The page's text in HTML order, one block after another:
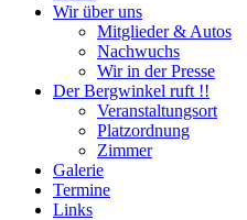
Wir über uns
Mitglieder & Autos
Nachwuchs
Wir in der Presse
Der Bergwinkel ruft !!
Veranstaltungsort
Platzordnung
Zimmer
Galerie
Termine
Links